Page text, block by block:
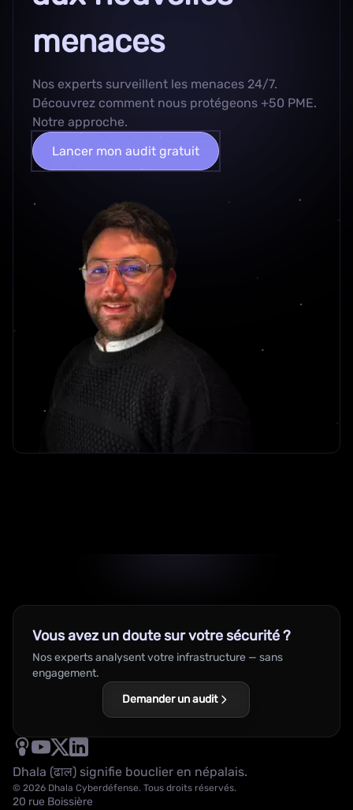
menaces
Nos experts surveillent les menaces 24/7.
Découvrez comment nous protégeons +50 PME.
Notre approche.
Lancer mon audit gratuit
Vous avez un doute sur votre sécurité ?
Nos experts analysent votre infrastructure — sans
engagement.
Demander un audit
Dhala (ढाल) signifie bouclier en népalais.
© 2026 Dhala Cyberdéfense. Tous droits réservés.
20 rue Boissière